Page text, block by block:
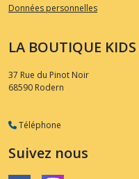
Données personnelles
LA BOUTIQUE
37 Rue du Pinot Noir
68590 Rodern
Téléphone
Suivez nous